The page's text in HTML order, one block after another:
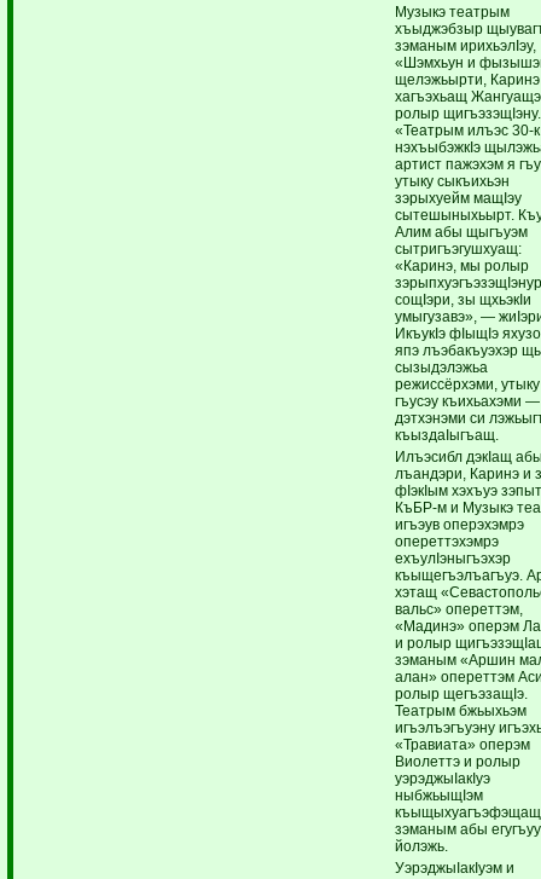
Музыкэ театрым
хъыджэбзыр
зэманым ирихьэлIэу,
«Шэмхьун и
щелэжьырти,
хагъэхьащ
ролыр щигъэзэщIэну.
«Театрым илъэс 30-
нэхъыбэжкIэ
артист пажэхэм я
утыку сыкъихьэн
зэрыхуейм мащIэу
сытешыныхьырт.
Алим абы щыгъуэм
сытригъэгушхуащ:
«Каринэ, мы ролыр
сощIэри, зы щхьэкIи
умыгузавэ», —
ИкъукIэ фIыщIэ
япэ лъэбакъуэхэр
сызыдэлэжьа
режиссёрхэми,
гъусэу къихьахэми —
дэтхэнэми си
къыздаIыгъащ.
Илъэсибл дэкIащ
лъандэри, Каринэ и
фIэкIым хэхъуэ
КъБР-м и Музыкэ
игъэув оперэхэмрэ
опереттэхэмрэ
ехъулIэныгъэхэр
къыщегъэлъагъуэ.
хэтащ
вальс» опереттэм,
«Мадинэ» оперэм
и ролыр
зэманым «Аршин
алан» опереттэм
ролыр щегъэзащIэ.
Театрым бжьыхьэм
игъэлъэгъуэну
«Травиата» оперэм
Виолеттэ и ролыр
уэрэджыIакIуэ
ныбжьыщIэм
зэманым абы егугъуу
йолэжь.
УэрэджыIакIуэм и